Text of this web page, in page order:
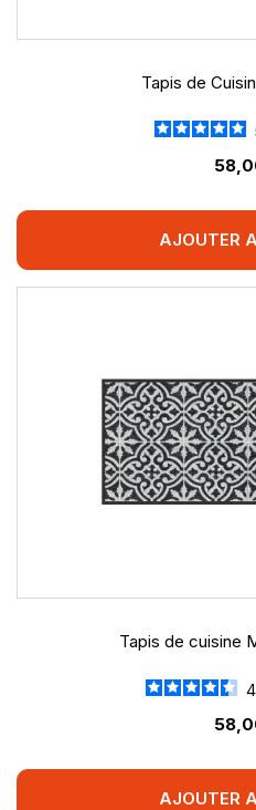
Tapis de
AJOUTER
Tapis de cuisine
AJOUTER